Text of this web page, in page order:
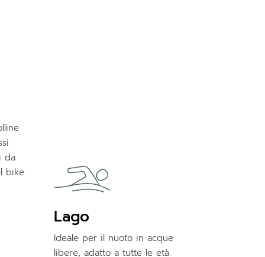
da
bike.
Lago
Ideale per il nuoto in acque
libere, adatto a tutte le età.